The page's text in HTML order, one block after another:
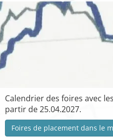
Calendrier des foires avec
partir de 25.04.2027.
Foires de placement dans le